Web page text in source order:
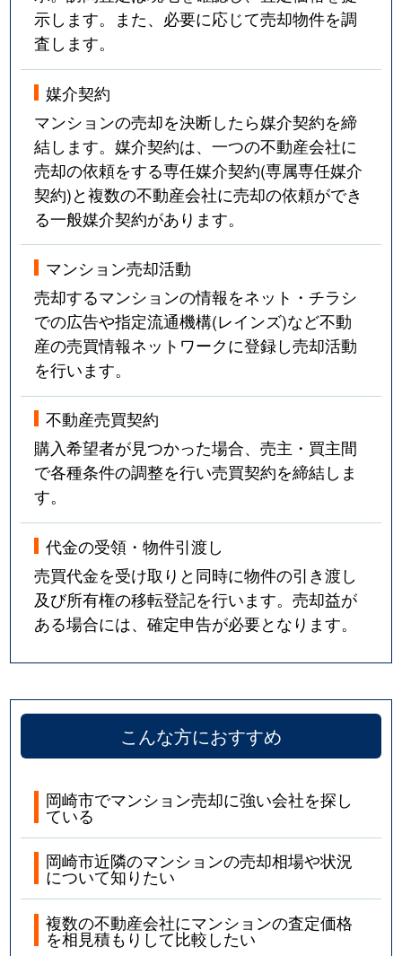
示します。また、必要に応じて売却物件を調
査します。
媒介契約
マンションの売却を決断したら媒介契約を締
結します。媒介契約は、一つの不動産会社に
売却の依頼をする専任媒介契約(専属専任媒介
契約)と複数の不動産会社に売却の依頼ができ
る一般媒介契約があります。
マンション売却活動
売却するマンションの情報をネット・チラシ
での広告や指定流通機構(レインズ)など不動
産の売買情報ネットワークに登録し売却活動
を行います。
不動産売買契約
購入希望者が見つかった場合、売主・買主間
で各種条件の調整を行い売買契約を締結しま
す。
代金の受領・物件引渡し
売買代金を受け取りと同時に物件の引き渡し
及び所有権の移転登記を行います。売却益が
ある場合には、確定申告が必要となります。
こんな方におすすめ
岡崎市でマンション売却に強い会社を探し
ている
岡崎市近隣のマンションの売却相場や状況
について知りたい
複数の不動産会社にマンションの査定価格
を相見積もりして比較したい